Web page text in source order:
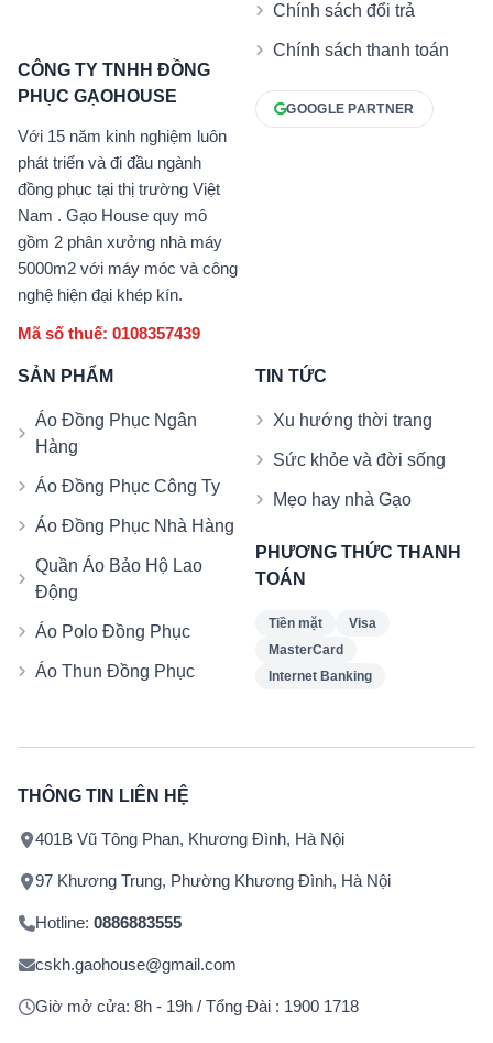
CÔNG TY TNHH ĐỒNG
PHỤC GẠOHOUSE
Với 15 năm kinh nghiệm luôn
phát triển và đi đầu ngành
đồng phục tại thị trường Việt
Nam . Gạo House quy mô
gồm 2 phân xưởng nhà máy
5000m2 với máy móc và công
nghệ hiện đại khép kín.
Mã số thuế: 0108357439
Chính sách đổi trả
Chính sách thanh toán
GOOGLE PARTNER
SẢN PHẨM
Áo Đồng Phục Ngân
Hàng
Áo Đồng Phục Công Ty
Áo Đồng Phục Nhà Hàng
Quần Áo Bảo Hộ Lao
Động
Áo Polo Đồng Phục
Áo Thun Đồng Phục
TIN TỨC
Xu hướng thời trang
Sức khỏe và đời sống
Mẹo hay nhà Gạo
PHƯƠNG THỨC THANH
TOÁN
Tiền mặt
Visa
MasterCard
Internet Banking
THÔNG TIN LIÊN HỆ
401B Vũ Tông Phan, Khương Đình, Hà Nội
97 Khương Trung, Phường Khương Đình, Hà Nội
Hotline: 0886883555
cskh.gaohouse@gmail.com
Giờ mở cửa: 8h - 19h / Tổng Đài : 1900 1718